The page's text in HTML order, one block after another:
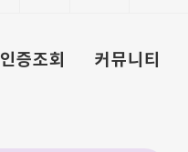
인증조회 커뮤니티